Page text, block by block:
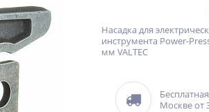
Насадка для
инструмента Power-
мм VALTEC
Москве от